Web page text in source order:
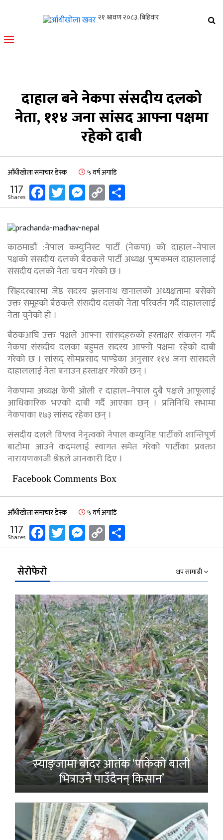
आँधीखोला खवर
मोफसलकै लोकप्रिय अनलाइन पत्रिका
दाहाल बने नेकपा संसदीय दलको
नेता, ११४ जना सांसद आफ्ना पक्षमा
रहेको दाबी
आँधीखोला समाचार डेस्क ५ वर्ष अगाडि
117
Shares Facebook
Twitter
Messenger
Copy
Link
काठमाडौं :नेपाल कम्युनिस्ट पार्टी (नेकपा) को दाहाल–नेपाल
पक्षको संसदीय दलको बैठकले पार्टी अध्यक्ष पुष्पकमल दाहाललाई
संसदीय दलको नेता चयन गरेको छ ।
सिंहदरबारमा जेष्ठ सदस्य झलनाथ खनालको अध्यक्षतामा बसेको
उक्त समूहको बैठकले संसदीय दलको नेता परिवर्तन गर्दै दाहाललाई
नेता चुनेको हो ।
बैठकअघि उक्त पक्षले आफ्ना सांसद्हरुको हस्ताक्षर संकलन गर्दै
नेकपा संसदीय दलका बहुमत सदस्य आफ्नो पक्षमा रहेको दाबी
गरेको छ । सांसद् सोमप्रसाद पाण्डेका अनुसार ११४ जना सांसदले
दाहाललाई नेता बनाउन हस्ताक्षर गरेको छन् ।
नेकपामा अध्यक्ष केपी ओली र दाहाल–नेपाल दुबै पक्षले आफूलाई
आधिकारिक भएको दाबी गर्दै आएका छन् । प्रतिनिधि सभामा
नेकपाका १७३ सांसद रहेका छन् ।
संसदीय दलले विप्लव नेनृत्वको नेपाल कम्युनिष्ट पार्टीको शान्तिपूर्ण
बाटोमा आउने कदमलाई स्वागत समेत गरेको पार्टीका प्रवक्ता
नारायणकाजी श्रेष्ठले जानकारी दिए ।
Facebook Comments Box
आँधीखोला समाचार डेस्क ५ वर्ष अगाडि
117
Shares Facebook
Twitter
Messenger
Copy
Link
सेरोफेरो थप सामाग्री
स्याङ्जामा बाँदर आतंक ‘पाकेको बाली
भित्राउनै पाउँदैनन् किसान’